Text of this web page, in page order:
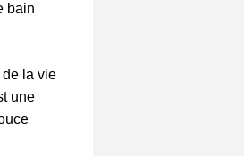
bain
la vie
une